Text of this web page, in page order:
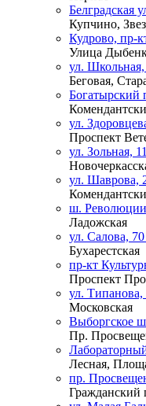
Белградская
Купчино,
Кудрово, пр-
Улица
ул.
Беговая,
Богатырский
ул.
Проспект
ул. Зольная, 11
ул. Шаврова,
ш.
Ладожская
ул. Салова,
Бухарестская
пр-кт
Проспект
ул.
Московская
Выборгское
Пр.
Лесная,
пр.
Гражданский